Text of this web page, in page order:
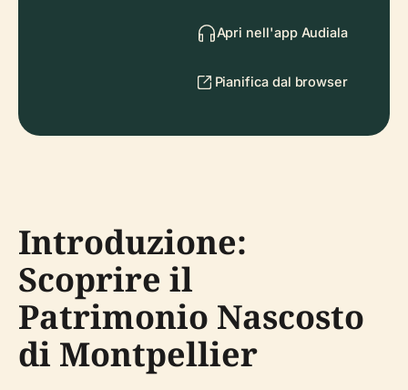
Apri nell'app Audiala
Pianifica dal browser
Introduzione:
Scoprire il
Patrimonio Nascosto
di Montpellier